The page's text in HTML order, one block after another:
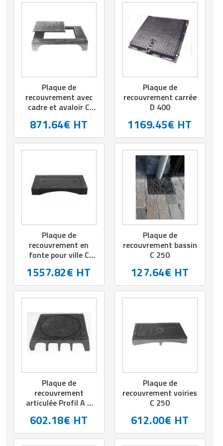
Matériel de musculation
Vêtement sportif
Rôtisserie professionnelle
Sautause professionnelle
Tables de préparation réfrigérées
Ustensile de cuisine
Vaisselle restaurant
Plaque de
recouvrement avec
cadre et avaloir C
871.64€ HT
Plaque de
recouvrement carrée
D 400
1169.45€ HT
Plaque de
recouvrement en
fonte pour ville C
1557.82€ HT
Plaque de
recouvrement bassin
C 250
127.64€ HT
Plaque de
recouvrement
articulée Profil A C
800x800 cm
602.18€ HT
Plaque de
recouvrement voiries
C 250
612.00€ HT